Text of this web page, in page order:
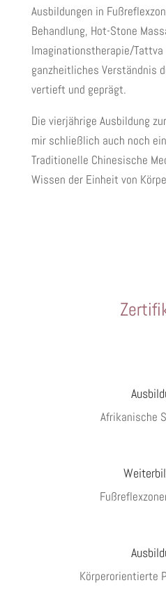
Ausbildungen in
Behandlung, Hot-Stone
Imaginationstherapie/
ganzheitliches Verständnis
vertieft und geprägt.
Die vierjährige Ausbildung
mir schließlich auch noch
Traditionelle Chinesische
Wissen der Einheit von
Afrikanische
Körperorientierte